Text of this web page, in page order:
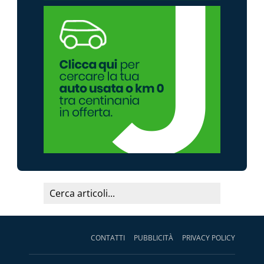
CONTATTI PUBBLICITÀ PRIVACY POLICY